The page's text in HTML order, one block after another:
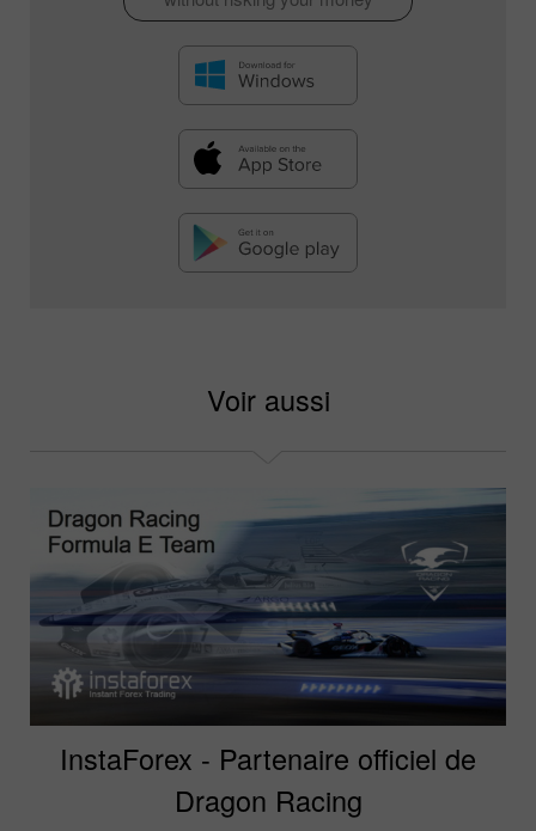
Voir aussi
InstaForex - Partenaire officiel de
Dragon Racing